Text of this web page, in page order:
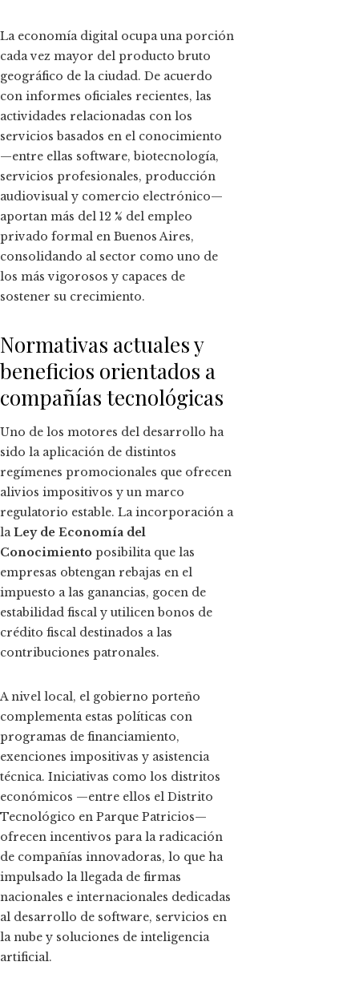
La economía digital ocupa una porción
cada vez mayor del producto bruto
geográfico de la ciudad. De acuerdo
con informes oficiales recientes, las
actividades relacionadas con los
servicios basados en el conocimiento
—entre ellas software, biotecnología,
servicios profesionales, producción
audiovisual y comercio electrónico—
aportan más del 12 % del empleo
privado formal en Buenos Aires,
consolidando al sector como uno de
los más vigorosos y capaces de
sostener su crecimiento.
Normativas actuales y
beneficios orientados a
compañías tecnológicas
Uno de los motores del desarrollo ha
sido la aplicación de distintos
regímenes promocionales que ofrecen
alivios impositivos y un marco
regulatorio estable. La incorporación a
laLey de Economía del
Conocimiento posibilita que las
empresas obtengan rebajas en el
impuesto a las ganancias, gocen de
estabilidad fiscal y utilicen bonos de
crédito fiscal destinados a las
contribuciones patronales.
A nivel local, el gobierno porteño
complementa estas políticas con
programas de financiamiento,
exenciones impositivas y asistencia
técnica. Iniciativas como los distritos
económicos —entre ellos el Distrito
Tecnológico en Parque Patricios—
ofrecen incentivos para la radicación
de compañías innovadoras, lo que ha
impulsado la llegada de firmas
nacionales e internacionales dedicadas
al desarrollo de software, servicios en
la nube y soluciones de inteligencia
artificial.